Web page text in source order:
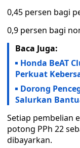
0,45 persen bagi
0,9 persen bagi
Baca Juga:
Honda BeAT
Perkuat
Dorong
Salurkan
Setiap pembelian
potong PPh 22
dibayarkan.